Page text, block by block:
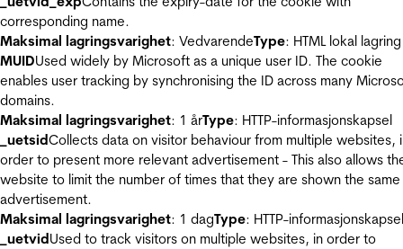
corresponding name.
Maksimal lagringsvarighet: VedvarendeType: HTML lokal lagring
MUIDUsed widely by Microsoft as a unique user ID. The cookie
enables user tracking by synchronising the ID across many
domains.
Maksimal lagringsvarighet: 1 årType: HTTP-informasjonskapsel
_uetsidCollects data on visitor behaviour from multiple websites,
order to present more relevant advertisement - This also allows
website to limit the number of times that they are shown the same
advertisement.
Maksimal lagringsvarighet: 1 dagType: HTTP-informasjonskapsel
_uetvidUsed to track visitors on multiple websites, in order to